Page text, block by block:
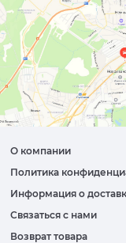
О компании
Политика
Информация о
Связаться с нами
Возврат товара